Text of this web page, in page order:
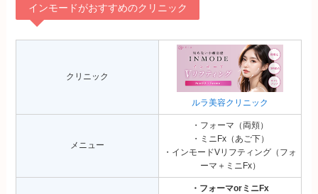
インモードがおすすめのクリニック
クリニック
ルラ美容クリニック
メニュー
・フォーマ（両頬）
・ミニFx（あご下）
・インモードVリフティング（フォ
ーマ＋ミニFx）
・フォーマorミニFx